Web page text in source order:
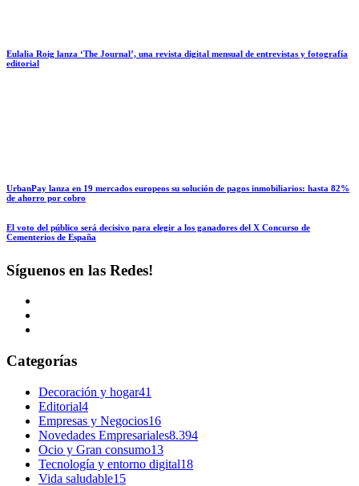
Eulalia Roig lanza ‘The Journal’, una revista digital mensual de entrevistas y fotografía
editorial
UrbanPay lanza en 19 mercados europeos su solución de pagos inmobiliarios: hasta 82%
de ahorro por cobro
El voto del público será decisivo para elegir a los ganadores del X Concurso de
Cementerios de España
Síguenos en las Redes!
Categorías
Decoración y hogar41
Editorial4
Empresas y Negocios16
Novedades Empresariales8.394
Ocio y Gran consumo13
Tecnología y entorno digital18
Vida saludable15